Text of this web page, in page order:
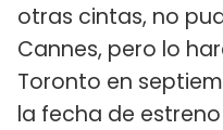
otras cintas, no
Cannes, pero lo
Toronto en
la fecha de